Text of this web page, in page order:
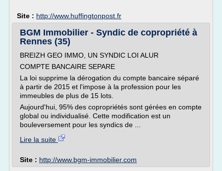
Site : http://www.huffingtonpost.fr
BGM Immobilier - Syndic de copropriété à
Rennes (35)
BREIZH GEO IMMO, UN SYNDIC LOI ALUR
COMPTE BANCAIRE SEPARE
La loi supprime la dérogation du compte bancaire séparé
à partir de 2015 et l'impose à la profession pour les
immeubles de plus de 15 lots.
Aujourd'hui, 95% des copropriétés sont gérées en compte
global ou individualisé. Cette modification est un
bouleversement pour les syndics de ...
Lire la suite
Site : http://www.bgm-immobilier.com